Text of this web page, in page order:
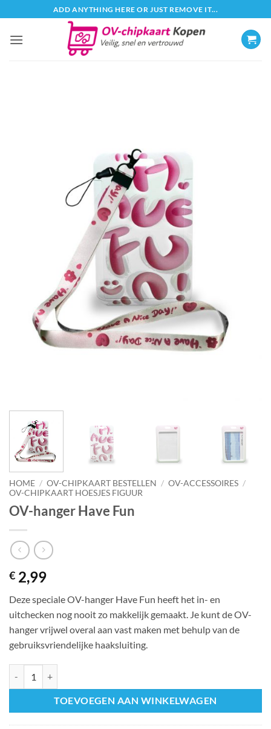
naar
inhoud
ADD ANYTHING HERE OR JUST REMOVE IT...
HOME / OV-CHIPKAART BESTELLEN / OV-ACCESSOIRES /
OV-CHIPKAART HOESJES FIGUUR
OV-hanger Have Fun
€ 2,99
Deze speciale OV-hanger Have Fun heeft het in- en
uitchecken nog nooit zo makkelijk gemaakt. Je kunt de OV-
hanger vrijwel overal aan vast maken met behulp van de
gebruiksvriendelijke haaksluiting.
TOEVOEGEN AAN WINKELWAGEN